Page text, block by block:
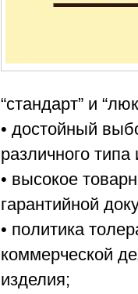
“стандарт” и
• достойный
различного
• высокое
гарантийной
• политика
коммерческой
изделия;